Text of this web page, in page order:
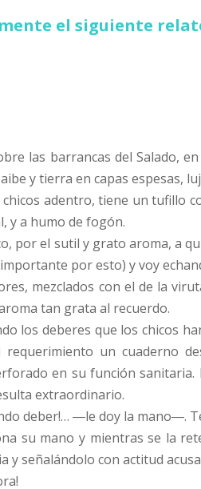
el siguiente
las barrancas del Salado,
y tierra en capas espesas,
chicos adentro, tiene un tufillo
y a humo de fogón.
por el sutil y grato aroma, a
por esto) y voy
mezclados con el de la
tan grata al recuerdo.
los deberes que los chicos
requerimiento un cuaderno
en su función
extraordinario.
deber!… ―le doy la mano―.
su mano y mientras se la
y señalándolo con actitud